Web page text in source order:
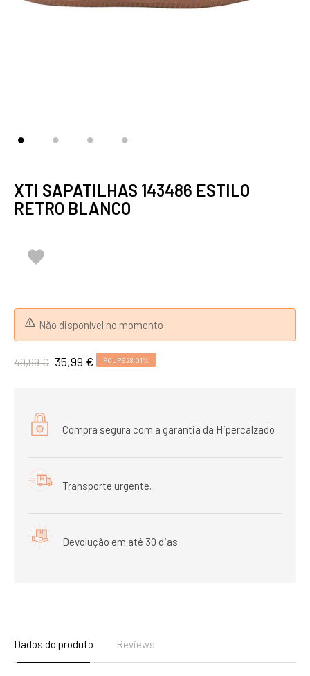
XTI SAPATILHAS 143486 ESTILO
RETRO BLANCO

Não disponível no momento
49,99 € 35,99 € POUPE 28,01%
Compra segura com a garantia da Hipercalzado
Transporte urgente.
Devolução em até 30 dias
Dados do produto Reviews